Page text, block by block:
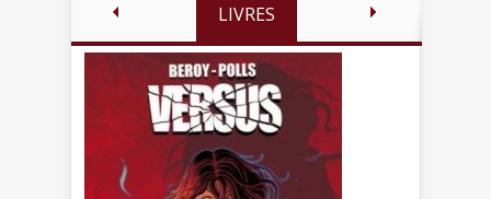
LIVRES